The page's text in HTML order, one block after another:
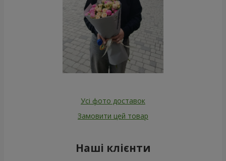
Усі фото доставок
Замовити цей товар
Наші клієнти